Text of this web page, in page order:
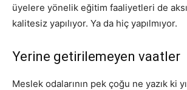
üyelere yönelik eğitim faaliyetleri de
kalitesiz yapılıyor. Ya da hiç yapılmıyor.
Yerine getirilemeyen vaatler
Meslek odalarının pek çoğu ne yazık ki